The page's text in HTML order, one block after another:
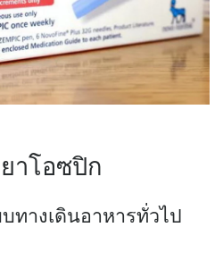
าโอซปิก
ทางเดินอาหารทั่วไป